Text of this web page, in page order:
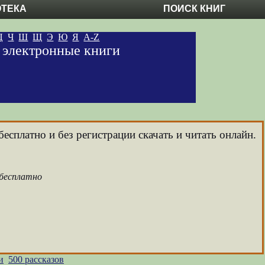
ПОИСК КНИГ
Ч Ш Щ Э Ю Я A-Z
книги
и без регистрации скачать и читать онлайн.
500 рассказов